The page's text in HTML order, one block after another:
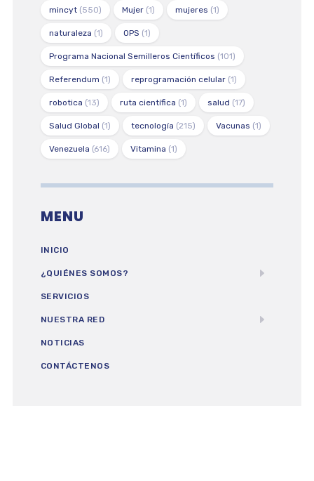
mincyt(550) Mujer(1) mujeres (1)
naturaleza (1) OPS (1)
Programa Nacional Semilleros Científicos (101)
Referendum (1) reprogramación celular(1)
robotica (13) ruta científica (1) salud (17)
Salud Global (1) tecnología (215) Vacunas (1)
Venezuela (616) Vitamina (1)
MENU
INICIO
¿QUIÉNES SOMOS?
SERVICIOS
NUESTRA RED
NOTICIAS
CONTÁCTENOS